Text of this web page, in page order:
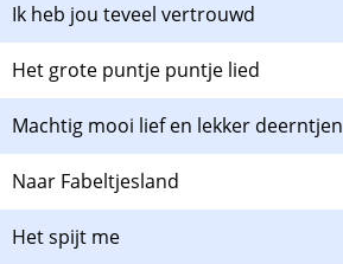
Ik heb jou teveel vertrouwd
Het grote puntje puntje lied
Machtig mooi lief en lekker deerntjen
Naar Fabeltjesland
Het spijt me